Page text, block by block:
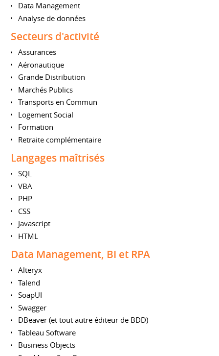
Data Management
Analyse de données
Secteurs d'activité
Assurances
Aéronautique
Grande Distribution
Marchés Publics
Transports en Commun
Logement Social
Formation
Retraite complémentaire
Langages maîtrisés
SQL
VBA
PHP
CSS
Javascript
HTML
Data Management, BI et RPA
Alteryx
Talend
SoapUI
Swagger
DBeaver (et tout autre éditeur de BDD)
Tableau Software
Business Objects